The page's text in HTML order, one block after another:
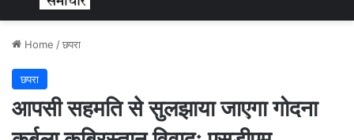
Home /छपरा
छपरा
आपसी सहमति से सुलझाया जाएगा गोदना